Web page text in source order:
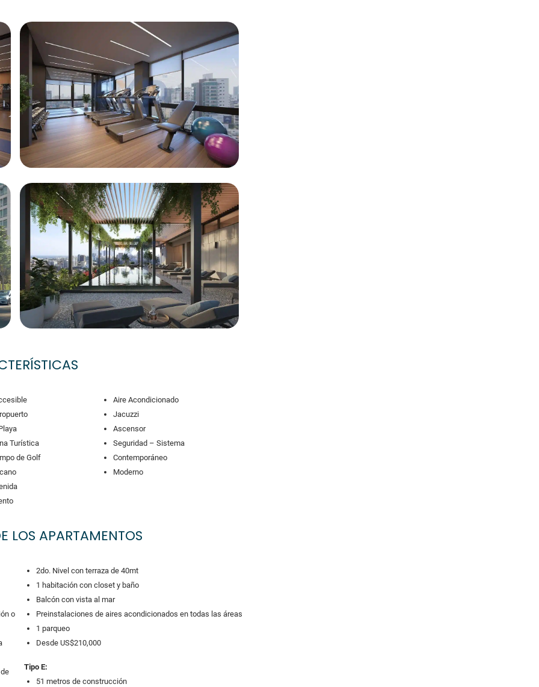
Turística
de Golf
Aire Acondicionado
Jacuzzi
Ascensor
Seguridad – Sistema
Contemporáneo
Moderno
LOS APARTAMENTOS
o
2do. Nivel con terraza de 40mt
1 habitación con closet y baño
Balcón con vista al mar
Preinstalaciones de aires acondicionados en todas las áreas
1 parqueo
Desde US$210,000
Tipo E:
51 metros de construcción